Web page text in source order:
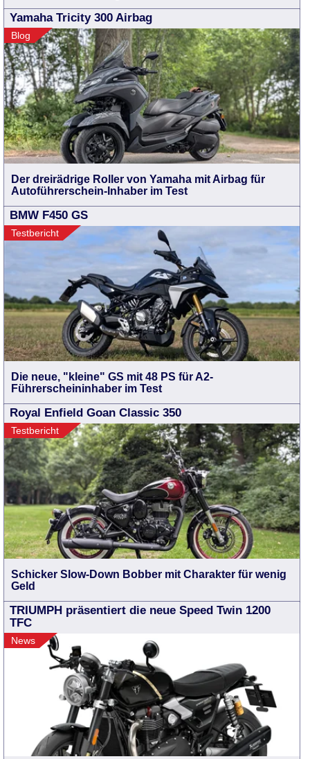
Yamaha Tricity 300 Airbag
Blog
Der dreirädrige Roller von Yamaha mit Airbag für
Autoführerschein-Inhaber im Test
BMW F450 GS
Testbericht
Die neue, "kleine" GS mit 48 PS für A2-
Führerscheininhaber im Test
Royal Enfield Goan Classic 350
Testbericht
Schicker Slow-Down Bobber mit Charakter für wenig
Geld
TRIUMPH präsentiert die neue Speed Twin 1200
TFC
News